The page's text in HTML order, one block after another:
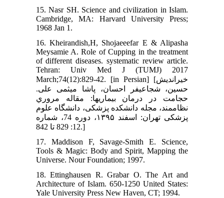
15. Nasr SH. Science and civilization in Islam.
Cambridge, MA: Harvard University Press;
1968 Jan 1.
16. Kheirandish,H, Shojaeeefar E & Alipasha
Meysamie A. Role of Cupping in the treatment
of different diseases. systematic review article.
Tehran: Univ Med J (TUMJ) 2017
March;74(12):829-42. [in Persian] [خیراندیش
حسین، شجاعی‏فر احسان، پاشا میثمی علی.
حجامت در درمان بیماري‏ها: مقاله مروري
نظاممند، مجله دانشکده پزشکی، دانشگاه علوم
پزشکی تهران: اسفند ۱۳۹۵، دوره 74، شماره
12: 829 تا 842.]
17. Maddison F, Savage-Smith E. Science,
Tools & Magic: Body and Spirit, Mapping the
Universe. Nour Foundation; 1997.
18. Ettinghausen R. Grabar O. The Art and
Architecture of Islam. 650-1250 United States:
Yale University Press New Haven, CT; 1994.